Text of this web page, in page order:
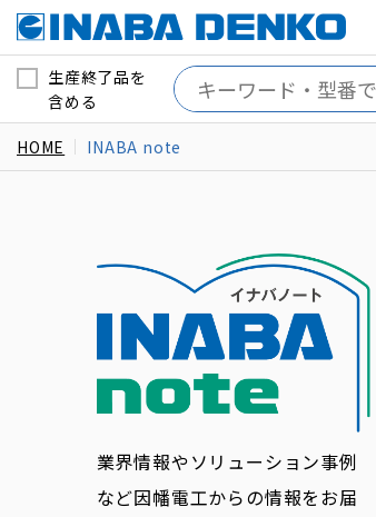
生産終了品を
含める
HOME INABA note
業界情報やソリューション事例
など因幡電工からの情報をお届